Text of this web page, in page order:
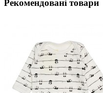
Рекомендовані товари